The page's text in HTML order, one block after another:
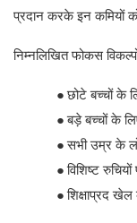
प्रदान करके इन कमियों
निम्नलिखित फोकस
● छोटे बच्चों के
● बड़े बच्चों के
● सभी उम्र के
● विशिष्ट
● शिक्षाप्रद